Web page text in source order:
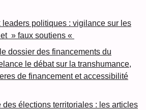
leaders politiques : vigilance sur les
» faux soutiens «
dossier des financements du
le débat sur la transhumance,
de financement et accessibilité
des élections territoriales : les articles